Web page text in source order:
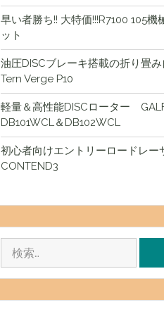
早い者勝ち!! 大特価!!!R7100 105機
ット
油圧DISCブレーキ搭載の折り畳
Tern Verge P10
軽量＆高性能DISCローター
DB101WCL＆DB102WCL
初心者向けエントリーロードレ
CONTEND3
索: